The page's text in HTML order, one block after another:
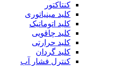
کنتاکتور
کلید مینیاتوری
کلید اتوماتیک
کلید چاقویی
کلید حرارتی
کلید گردان
کنترل فشار آب